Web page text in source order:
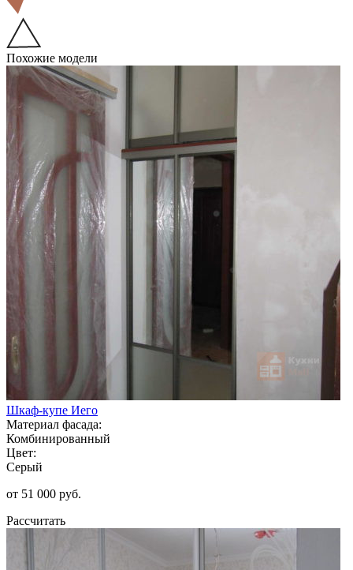
Похожие модели
Шкаф-купе Иего
Материал фасада:
Комбинированный
Цвет:
Серый
от 51 000 руб.
Рассчитать